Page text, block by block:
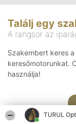
TURUL
Találj egy
A rangsor az
Szakembert keres
keresőmotorunkat.
használja!